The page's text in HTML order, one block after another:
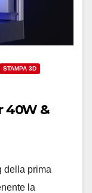
STAMPA 3D
40W &
della prima
la